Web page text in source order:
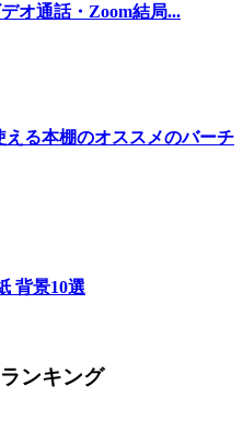
オ通話・Zoom結局...
える本棚のオススメのバーチ
背景10選
ンキング